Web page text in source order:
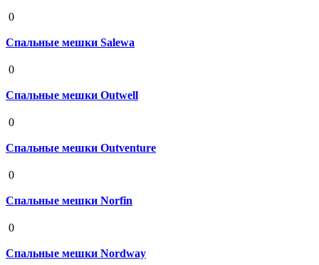
0
Спальные мешки Salewa
0
Спальные мешки Outwell
0
Спальные мешки Outventure
0
Спальные мешки Norfin
0
Спальные мешки Nordway